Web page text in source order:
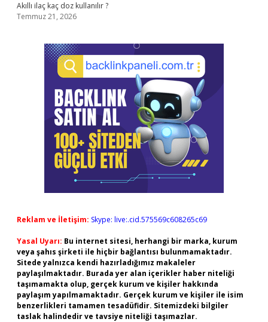
Akıllı ilaç kaç doz kullanılır ?
Temmuz 21, 2026
Reklam ve İletişim: Skype: live:.cid.575569c608265c69
Yasal Uyarı: Bu internet sitesi, herhangi bir marka, kurum
veya şahıs şirketi ile hiçbir bağlantısı bulunmamaktadır.
Sitede yalnızca kendi hazırladığımız makaleler
paylaşılmaktadır. Burada yer alan içerikler haber niteliği
taşımamakta olup, gerçek kurum ve kişiler hakkında
paylaşım yapılmamaktadır. Gerçek kurum ve kişiler ile isim
benzerlikleri tamamen tesadüfidir. Sitemizdeki bilgiler
taslak halindedir ve tavsiye niteliği taşımazlar.